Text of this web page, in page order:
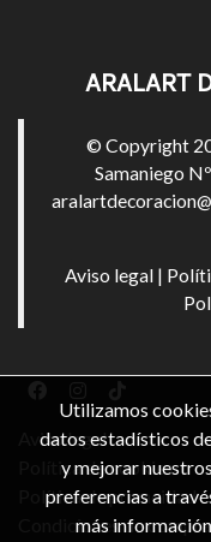
ARALART
© Copyright
Samaniego
Aviso legal |
Aviso legal
Política de cookies
Política de privacidad
Condiciones de compra
Utilizamos
datos estadísticos
y mejorar
preferencias a
más